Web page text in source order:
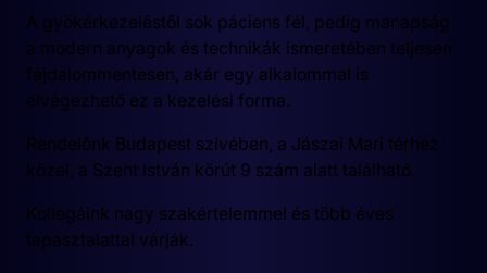
A gyökérkezeléstől sok páciens fél, pedig manapság
a modern anyagok és technikák ismeretében teljesen
fájdalommentesen, akár egy alkalommal is
elvégezhető ez a kezelési forma.
Rendelőnk Budapest szívében, a Jászai Mari térhez
közel, a Szent István körút 9 szám alatt található.
Kollegáink nagy szakértelemmel és több éves
tapasztalattal várják.